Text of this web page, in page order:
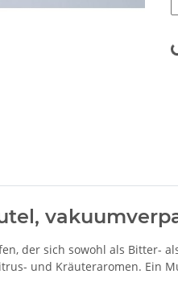
der sich sowohl als Bitter-
und Kräuteraromen. Ein